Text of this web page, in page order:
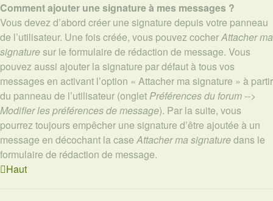
Comment ajouter une signature à mes messages ?
Vous devez d’abord créer une signature depuis votre panneau
de l’utilisateur. Une fois créée, vous pouvez cocherAttacher ma
signaturesur le formulaire de rédaction de message. Vous
pouvez aussi ajouter la signature par défaut à tous vos
messages en activant l’option « Attacher ma signature » à partir
du panneau de l’utilisateur (onglet Préférences du forum -->
Modifier les préférences de message). Par la suite, vous
pourrez toujours empêcher une signature d’être ajoutée à un
message en décochant la caseAttacher ma signaturedans le
formulaire de rédaction de message.
Haut